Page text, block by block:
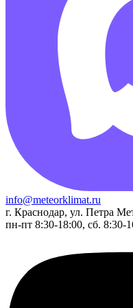
info@meteorklimat.ru
г. Краснодар, ул. Петра
пн-пт 8:30-18:00, сб. 8:30-